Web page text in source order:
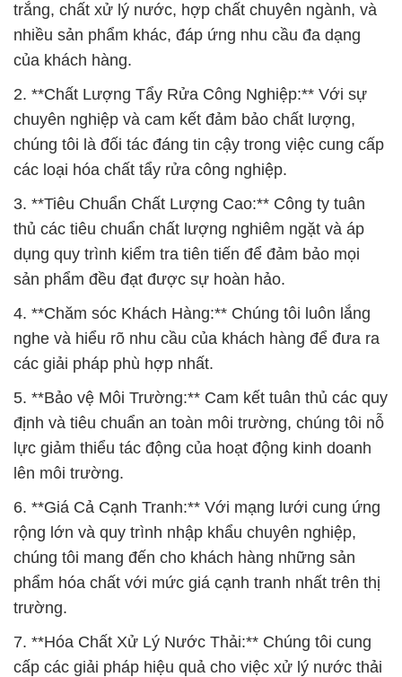
trắng, chất xử lý nước, hợp chất chuyên ngành, và
nhiều sản phẩm khác, đáp ứng nhu cầu đa dạng
của khách hàng.
2. **Chất Lượng Tẩy Rửa Công Nghiệp:** Với sự
chuyên nghiệp và cam kết đảm bảo chất lượng,
chúng tôi là đối tác đáng tin cậy trong việc cung cấp
các loại hóa chất tẩy rửa công nghiệp.
3. **Tiêu Chuẩn Chất Lượng Cao:** Công ty tuân
thủ các tiêu chuẩn chất lượng nghiêm ngặt và áp
dụng quy trình kiểm tra tiên tiến để đảm bảo mọi
sản phẩm đều đạt được sự hoàn hảo.
4. **Chăm sóc Khách Hàng:** Chúng tôi luôn lắng
nghe và hiểu rõ nhu cầu của khách hàng để đưa ra
các giải pháp phù hợp nhất.
5. **Bảo vệ Môi Trường:** Cam kết tuân thủ các quy
định và tiêu chuẩn an toàn môi trường, chúng tôi nỗ
lực giảm thiểu tác động của hoạt động kinh doanh
lên môi trường.
6. **Giá Cả Cạnh Tranh:** Với mạng lưới cung ứng
rộng lớn và quy trình nhập khẩu chuyên nghiệp,
chúng tôi mang đến cho khách hàng những sản
phẩm hóa chất với mức giá cạnh tranh nhất trên thị
trường.
7. **Hóa Chất Xử Lý Nước Thải:** Chúng tôi cung
cấp các giải pháp hiệu quả cho việc xử lý nước thải